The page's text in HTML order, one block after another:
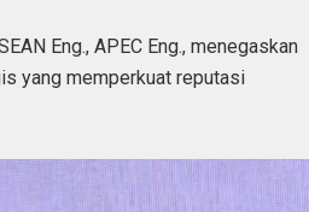
Eng., APEC Eng., menegaskan
yang memperkuat reputasi